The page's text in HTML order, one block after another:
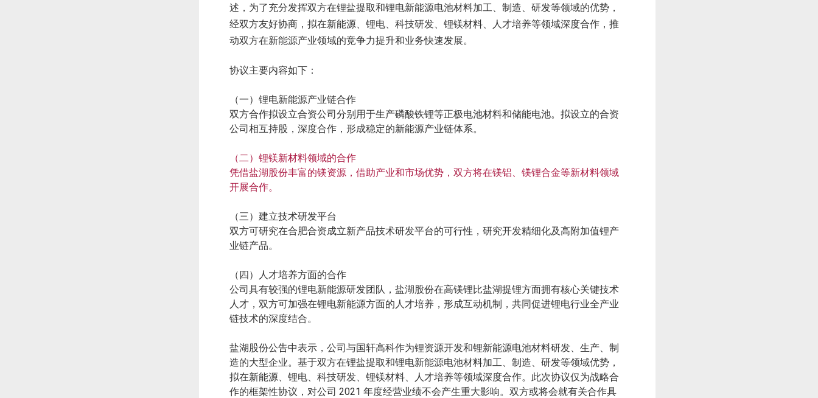
述，为了充分发挥双方在锂盐提取和锂电新能源电池材料加工、制造、研发等领域的优势，
经双方友好协商，拟在新能源、锂电、科技研发、锂镁材料、人才培养等领域深度合作，推
动双方在新能源产业领域的竞争力提升和业务快速发展。
协议主要内容如下：
（一）锂电新能源产业链合作
双方合作拟设立合资公司分别用于生产磷酸铁锂等正极电池材料和储能电池。拟设立的合资
公司相互持股，深度合作，形成稳定的新能源产业链体系。
（二）锂镁新材料领域的合作
凭借盐湖股份丰富的镁资源，借助产业和市场优势，双方将在镁铝、镁锂合金等新材料领域
开展合作。
（三）建立技术研发平台
双方可研究在合肥合资成立新产品技术研发平台的可行性，研究开发精细化及高附加值锂产
业链产品。
（四）人才培养方面的合作
公司具有较强的锂电新能源研发团队，盐湖股份在高镁锂比盐湖提锂方面拥有核心关键技术
人才，双方可加强在锂电新能源方面的人才培养，形成互动机制，共同促进锂电行业全产业
链技术的深度结合。
盐湖股份公告中表示，公司与国轩高科作为锂资源开发和锂新能源电池材料研发、生产、制
造的大型企业。基于双方在锂盐提取和锂电新能源电池材料加工、制造、研发等领域优势，
拟在新能源、锂电、科技研发、锂镁材料、人才培养等领域深度合作。此次协议仅为战略合
作的框架性协议，对公司 2021 年度经营业绩不会产生重大影响。双方或将会就有关合作具